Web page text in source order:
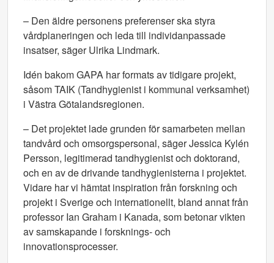
– Den äldre personens preferenser ska styra
vårdplaneringen och leda till individanpassade
insatser, säger Ulrika Lindmark.
Idén bakom GAPA har formats av tidigare projekt,
såsom TAIK (Tandhygienist i kommunal verksamhet)
i Västra Götalandsregionen.
– Det projektet lade grunden för samarbeten mellan
tandvård och omsorgspersonal, säger Jessica Kylén
Persson, legitimerad tandhygienist och doktorand,
och en av de drivande tandhygienisterna i projektet.
Vidare har vi hämtat inspiration från forskning och
projekt i Sverige och internationellt, bland annat från
professor Ian Graham i Kanada, som betonar vikten
av samskapande i forsknings- och
innovationsprocesser.